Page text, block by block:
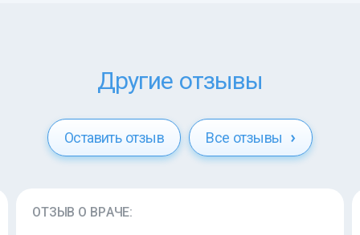
Другие отзывы
Оставить отзыв Все отзывы
ОТЗЫВ О ВРАЧЕ: